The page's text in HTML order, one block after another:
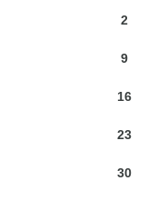
2
9
16
23
30